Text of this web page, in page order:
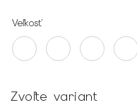
Veľkosť
Zvoľte variant